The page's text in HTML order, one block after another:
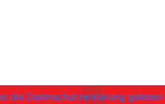
die Datenschutzerklärung